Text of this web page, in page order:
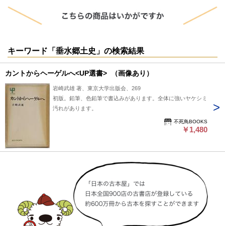
キーワード「垂水郷土史」の検索結果
カントからヘーゲルへ<UP選書> （画像あり）
岩崎武雄 著、東京大学出版会、269
初版。鉛筆、色鉛筆で書込みがあります。全体に強いヤケシミ
汚れがあります。
不死鳥BOOKS
￥1,480